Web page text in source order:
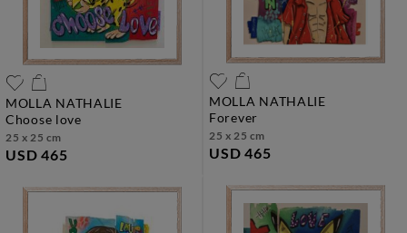
MOLLA NATHALIE
choose love
25 x 25 cm
USD 465
MOLLA NATHALIE
forever
25 x 25 cm
USD 465